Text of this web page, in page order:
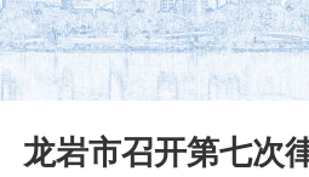
龙岩市召开第七次